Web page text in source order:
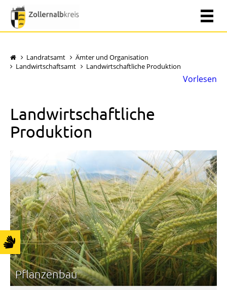
Landratsamt
Ämter und Organisation
Landwirtschaftsamt
Landwirtschaftliche Produktion
Vorlesen
Landwirtschaftliche
Produktion
Pflanzenbau